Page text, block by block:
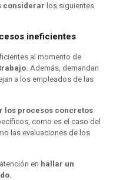
considerar los siguientes
ineficientes
al momento de
Además, demandan
a los empleados de las
los procesos concretos
como es el caso del
las evaluaciones de los
en hallar un